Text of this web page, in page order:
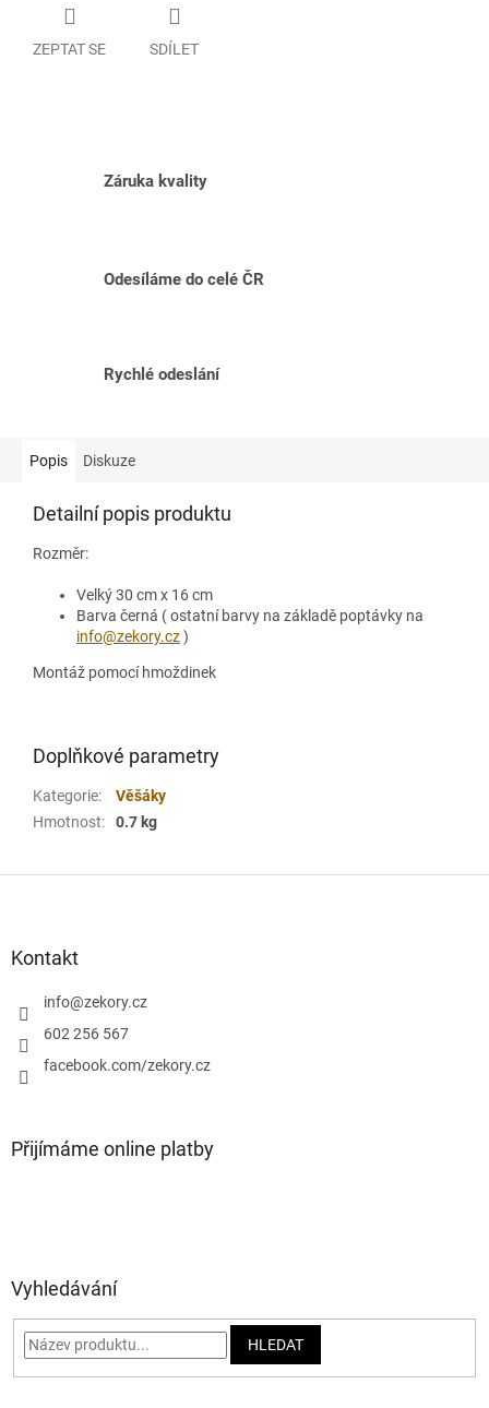
ZEPTAT SE SDÍLET
Záruka kvality
Odesíláme do celé ČR
Rychlé odeslání
Popis Diskuze
Detailní popis produktu
Rozměr:
Velký 30 cm x 16 cm
Barva černá ( ostatní barvy na základě poptávky na
info@zekory.cz)
Montáž pomocí hmoždinek
Doplňkové parametry
Kategorie:
Věšáky
Hmotnost: 0.7 kg
Kontakt
info@zekory.cz
602 256 567
facebook.com/zekory.cz
Přijímáme online platby
Vyhledávání
HLEDAT